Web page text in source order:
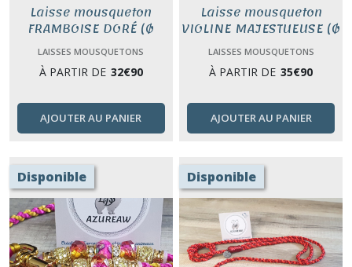
Laisse mousqueton
FRAMBOISE DORÉ (Ø
4mm)
LAISSES MOUSQUETONS
À PARTIR DE 32€90
AJOUTER AU PANIER
Laisse mousqueton
VIOLINE MAJESTUEUSE (Ø
5 mm)
LAISSES MOUSQUETONS
À PARTIR DE 35€90
AJOUTER AU PANIER
Disponible Disponible